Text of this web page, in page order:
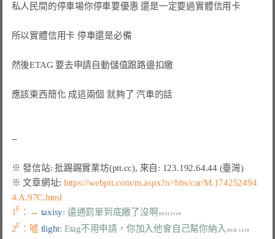
私人民間的停車場你停車要優惠 還是一定要過實體信用卡
所以實體信用卡 停車還是必備
然後ETAG 要去申請自動儲值跟路邊扣繳
應該東西簡化 成這兩個 就夠了 汽車的話
※ 發信站: 批踢踢實業坊(ptt.cc), 來自: 123.192.64.44 (臺灣)
※ 文章網址: https://webptt.com/m.aspx?n=bbs/car/M.174252494
4.A.97C.html
1F ：→ taxisy: 遠通罰單到底繳了沒啊
2F ：噓 tlight: Etag不用申請，你加入他會自己幫你納入 03/21 11:19